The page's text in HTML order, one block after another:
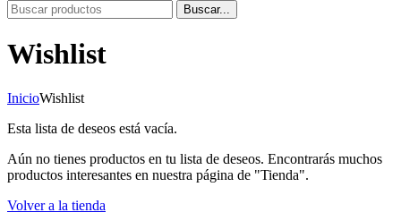
Buscar...
Wishlist
InicioWishlist
Esta lista de deseos está vacía.
Aún no tienes productos en tu lista de deseos. Encontrarás muchos
productos interesantes en nuestra página de "Tienda".
Volver a la tienda